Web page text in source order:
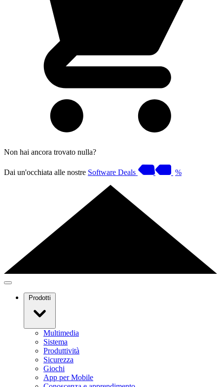
Non hai ancora trovato nulla?
Dai un'occhiata alle nostre Software Deals %
Prodotti
Multimedia
Sistema
Produttività
Sicurezza
Giochi
App per Mobile